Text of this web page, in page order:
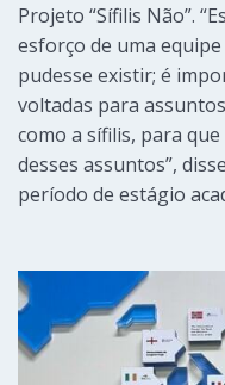
Projeto “Sífilis Não”.
esforço de uma
pudesse existir; é
voltadas para
como a sífilis, para
desses assuntos”,
período de estágio